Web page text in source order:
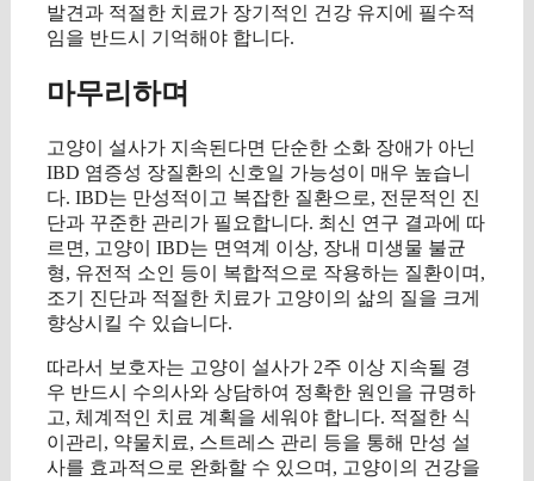
발견과 적절한 치료가 장기적인 건강 유지에 필수적
임을 반드시 기억해야 합니다.
마무리하며
고양이 설사가 지속된다면 단순한 소화 장애가 아닌
IBD 염증성 장질환의 신호일 가능성이 매우 높습니
다. IBD는 만성적이고 복잡한 질환으로, 전문적인 진
단과 꾸준한 관리가 필요합니다. 최신 연구 결과에 따
르면, 고양이 IBD는 면역계 이상, 장내 미생물 불균
형, 유전적 소인 등이 복합적으로 작용하는 질환이며,
조기 진단과 적절한 치료가 고양이의 삶의 질을 크게
향상시킬 수 있습니다.
따라서 보호자는 고양이 설사가 2주 이상 지속될 경
우 반드시 수의사와 상담하여 정확한 원인을 규명하
고, 체계적인 치료 계획을 세워야 합니다. 적절한 식
이관리, 약물치료, 스트레스 관리 등을 통해 만성 설
사를 효과적으로 완화할 수 있으며, 고양이의 건강을